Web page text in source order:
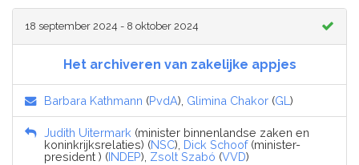
18 september 2024 - 8 oktober 2024
Het archiveren van zakelijke appjes
Barbara Kathmann (PvdA), Glimina Chakor (GL )
Judith Uitermark (minister binnenlandse zaken en
koninkrijksrelaties) (NSC), Dick Schoof(minister-
president ) (INDEP), Zsolt Szabó (VVD)